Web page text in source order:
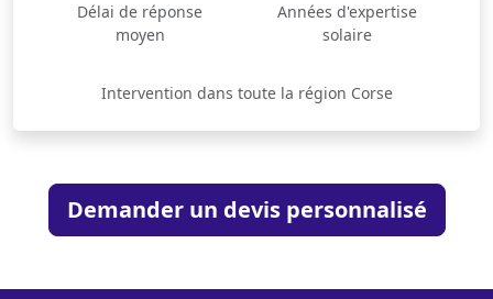
Délai de réponse
moyen
Années d'expertise
solaire
Intervention dans toute la région Corse
Demander un devis personnalisé